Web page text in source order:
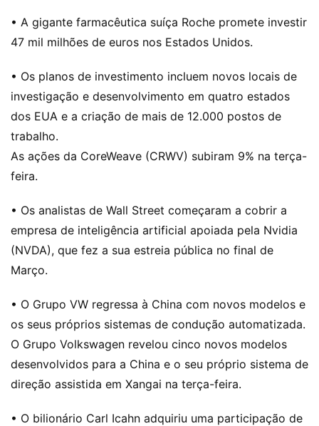
• A gigante farmacêutica suíça Roche promete investir
47 mil milhões de euros nos Estados Unidos.
• Os planos de investimento incluem novos locais de
investigação e desenvolvimento em quatro estados
dos EUA e a criação de mais de 12.000 postos de
trabalho.
As ações da CoreWeave (CRWV) subiram 9% na terça-
feira.
• Os analistas de Wall Street começaram a cobrir a
empresa de inteligência artificial apoiada pela Nvidia
(NVDA), que fez a sua estreia pública no final de
Março.
• O Grupo VW regressa à China com novos modelos e
os seus próprios sistemas de condução automatizada.
O Grupo Volkswagen revelou cinco novos modelos
desenvolvidos para a China e o seu próprio sistema de
direção assistida em Xangai na terça-feira.
• O bilionário Carl Icahn adquiriu uma participação de